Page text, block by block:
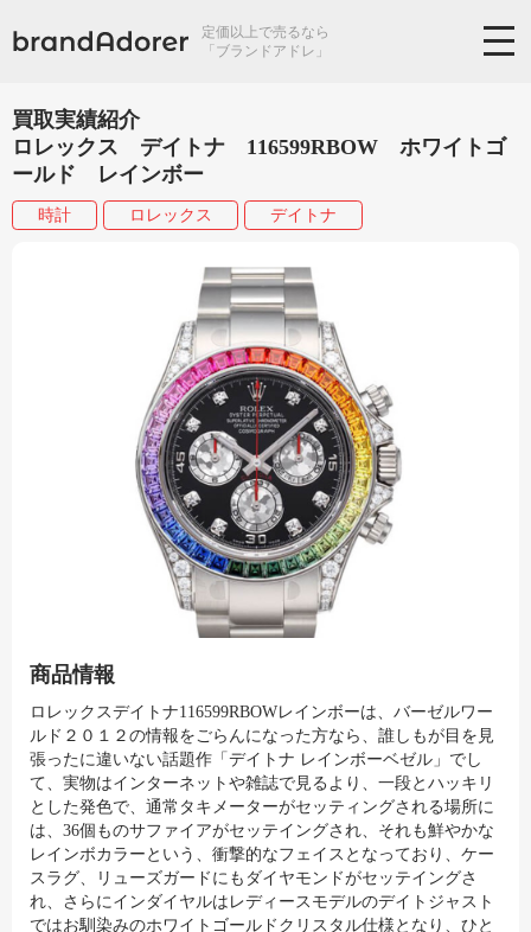
定価以上で売るなら
「ブランドアドレ」
買取実績紹介
ロレックス デイトナ 116599RBOW ホワイトゴ
ールド レインボー
時計 ロレックス デイトナ
商品情報
ロレックスデイトナ116599RBOWレインボーは、バーゼルワー
ルド２０１２の情報をごらんになった方なら、誰しもが目を見
張ったに違いない話題作「デイトナ レインボーベゼル」でし
て、実物はインターネットや雑誌で見るより、一段とハッキリ
とした発色で、通常タキメーターがセッティングされる場所に
は、36個ものサファイアがセッテイングされ、それも鮮やかな
レインボカラーという、衝撃的なフェイスとなっており、ケー
スラグ、リューズガードにもダイヤモンドがセッテイングさ
れ、さらにインダイヤルはレディースモデルのデイトジャスト
ではお馴染みのホワイトゴールドクリスタル仕様となり、ひと